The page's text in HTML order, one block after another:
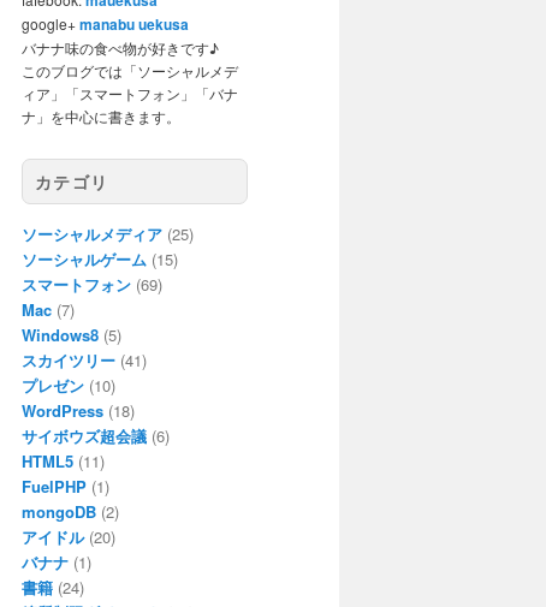
google+manabu uekusa
バナナ味の食べ物が好きです♪
このブログでは「ソーシャルメデ
ィア」「スマートフォン」「バナ
ナ」を中心に書きます。
カテゴリ
ソーシャルメディア (25)
ソーシャルゲーム (15)
スマートフォン (69)
Mac (7)
Windows8 (5)
スカイツリー (41)
プレゼン (10)
WordPress (18)
サイボウズ超会議 (6)
HTML5 (11)
FuelPHP (1)
mongoDB (2)
アイドル(20)
バナナ (1)
書籍 (24)